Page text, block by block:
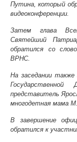
Путина, который
видеоконференции.
Затем глава
Святейший
обратился со
ВРНС.
На заседании
представитель
многодетная мама
В завершение
обратился к